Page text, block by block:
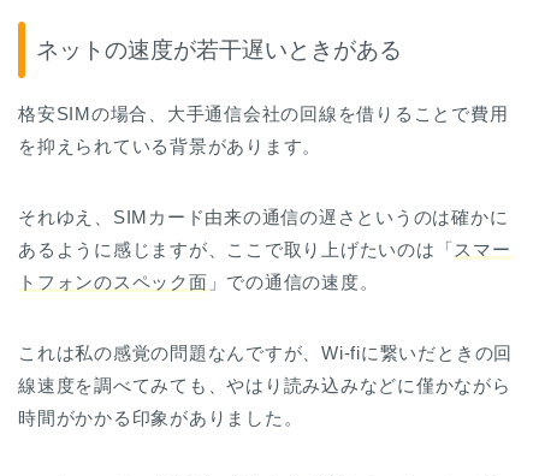
ネットの速度が若干遅いときがある
格安SIMの場合、大手通信会社の回線を借りることで費用
を抑えられている背景があります。
それゆえ、SIMカード由来の通信の遅さというのは確かに
あるように感じますが、ここで取り上げたいのは「スマー
トフォンのスペック面 」での通信の速度。
これは私の感覚の問題なんですが、Wi-fiに繋いだときの回
線速度を調べてみても、やはり読み込みなどに僅かながら
時間がかかる印象がありました。